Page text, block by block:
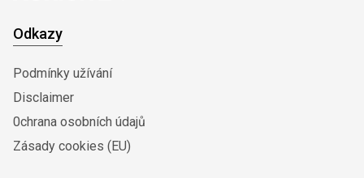
Odkazy
Podmínky užívání
Disclaimer
0chrana osobních údajů
Zásady cookies (EU)